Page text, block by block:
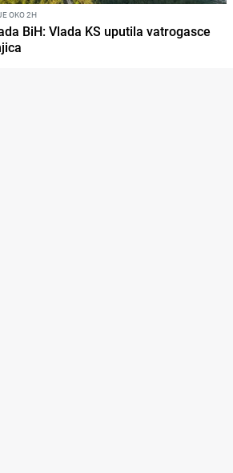
OKO 2H
BiH: Vlada KS uputila vatrogasce